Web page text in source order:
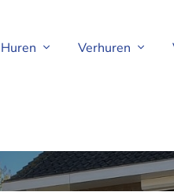
Huren Verhuren